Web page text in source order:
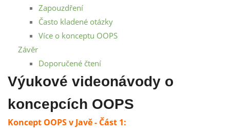
Zapouzdření
Často kladené otázky
Více o konceptu OOPS
Závěr
Doporučené čtení
Výukové videonávody o
koncepcích OOPS
Koncept OOPS v Javě - Část 1: